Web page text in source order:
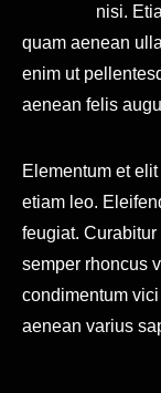
nisi.
quam aenean
enim ut
aenean felis
Elementum et
etiam leo.
feugiat.
semper rhoncus
condimentum
aenean varius